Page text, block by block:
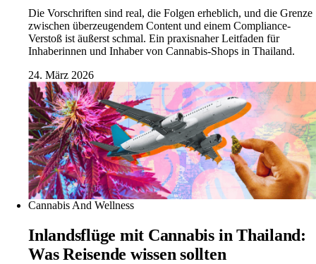
Die Vorschriften sind real, die Folgen erheblich, und die Grenze
zwischen überzeugendem Content und einem Compliance-
Verstoß ist äußerst schmal. Ein praxisnaher Leitfaden für
Inhaberinnen und Inhaber von Cannabis-Shops in Thailand.
24. März 2026
Cannabis And Wellness
Inlandsflüge mit Cannabis in Thailand:
Was Reisende wissen sollten